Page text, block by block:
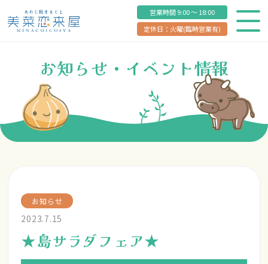
営業時間 9:00 ～ 18:00
定休日：火曜(臨時営業有)
お知らせ・イベント情報
お知らせ
2023.7.15
★島サラダフェア★